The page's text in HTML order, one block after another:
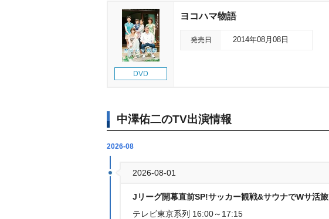
DVD
ヨコハマ物語
発売日 2014年08月08日
中澤佑二のTV出演情報
2026-08
2026-08-01
Jリーグ開幕直前SP!サッカー観戦&サウナでWサ活旅
テレビ東京系列 16:00～17:15